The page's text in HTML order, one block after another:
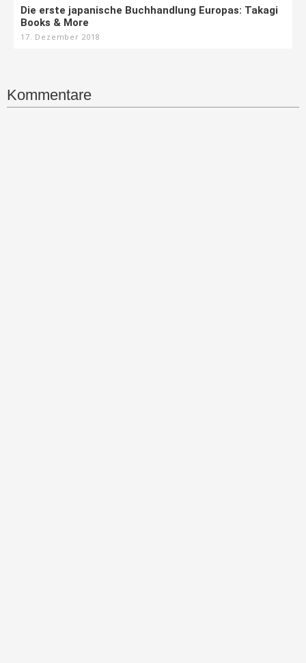
Die erste japanische Buchhandlung Europas: Takagi
Books & More
17. Dezember 2018
Kommentare